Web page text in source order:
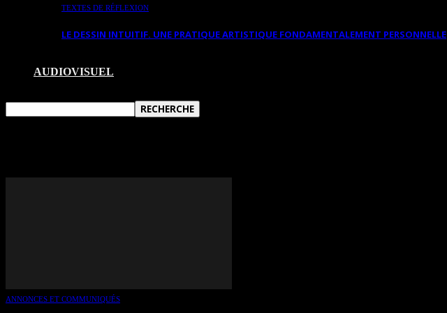
TEXTES DE RÉFLEXION
LE DESSIN INTUITIF. UNE PRATIQUE ARTISTIQUE FONDAMENTALEMENT PERSONNELLE
AUDIOVISUEL
ANNONCES ET COMMUNIQUÉS